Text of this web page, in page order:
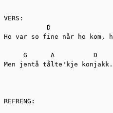
VERS:
D
Ho var so fine når ho kom,
     G      A          D
Men jentå tålte'kje
REFRENG: